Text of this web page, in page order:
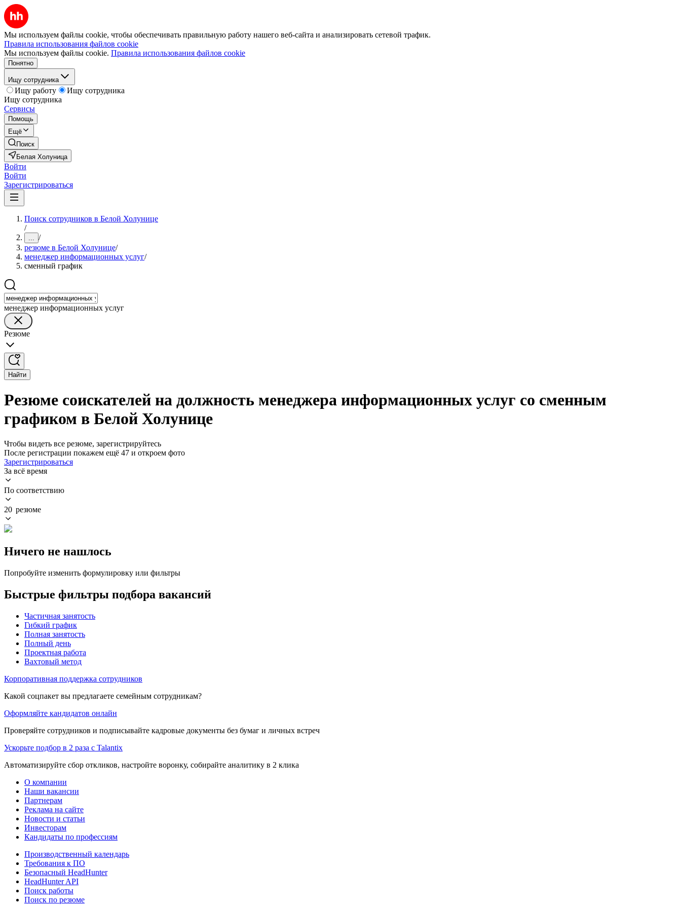
Мы используем файлы cookie, чтобы обеспечивать правильную работу нашего веб-сайта и анализировать сетевой трафик.
Правила использования файлов cookie
Мы используем файлы cookie. Правила использования файлов cookie
Понятно
Ищу сотрудника
Ищу работу
Ищу сотрудника
Ищу сотрудника
Сервисы
Помощь
Ещё
Поиск
Белая Холуница
Войти
Войти
Зарегистрироваться
Поиск сотрудников в Белой Холунице
/
... /
резюме в Белой Холунице/
менеджер информационных услуг/
сменный график
менеджер информационных услуг
Резюме
Найти
Резюме соискателей на должность менеджера информационных услуг со сменным
графиком в Белой Холунице
Чтобы видеть все резюме, зарегистрируйтесь
После регистрации покажем ещё 47 и откроем фото
Зарегистрироваться
За всё время
По соответствию
20 резюме
Ничего не нашлось
Попробуйте изменить формулировку или фильтры
Быстрые фильтры подбора вакансий
Частичная занятость
Гибкий график
Полная занятость
Полный день
Проектная работа
Вахтовый метод
Корпоративная поддержка сотрудников
Какой соцпакет вы предлагаете семейным сотрудникам?
Оформляйте кандидатов онлайн
Проверяйте сотрудников и подписывайте кадровые документы без бумаг и личных встреч
Ускорьте подбор в 2 раза с Talantix
Автоматизируйте сбор откликов, настройте воронку, собирайте аналитику в 2 клика
О компании
Наши вакансии
Партнерам
Реклама на сайте
Новости и статьи
Инвесторам
Кандидаты по профессиям
Производственный календарь
Требования к ПО
Безопасный HeadHunter
HeadHunter API
Поиск работы
Поиск по резюме